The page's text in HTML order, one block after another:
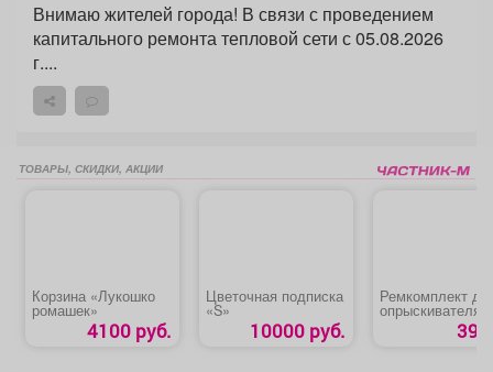
Внимаю жителей города! В связи с проведением
капитального ремонта тепловой сети с 05.08.2026
г....
ТОВАРЫ, СКИДКИ, АКЦИИ
Корзина «Лукошко
ромашек»
4100 руб.
Цветочная подписка
«S»
10000 руб.
Ремкомплект
опрыскивателя
«ОП-207/ОП-209
39